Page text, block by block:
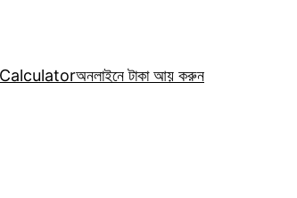
অনলাইনে টাকা আয় করুন